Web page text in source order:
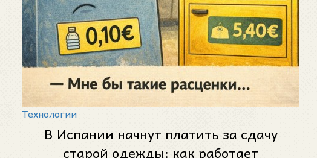
Технологии
В Испании начнут платить за сдачу
старой одежды: как работает